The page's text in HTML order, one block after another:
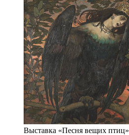
Выставка «Песня вещих птиц»